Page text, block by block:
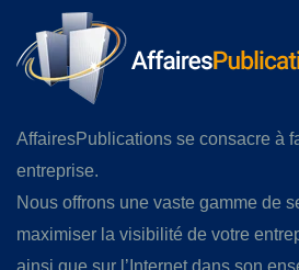
AffairesPublications se consacre à
entreprise.
Nous offrons une vaste gamme de
maximiser la visibilité de votre
ainsi que sur l’Internet dans son